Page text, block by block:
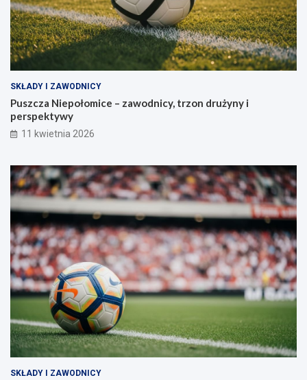
SKŁADY I ZAWODNICY
Puszcza Niepołomice – zawodnicy, trzon drużyny i
perspektywy
11 kwietnia 2026
SKŁADY I ZAWODNICY